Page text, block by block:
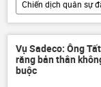
Chiến dịch quân sự
Cuộc khủng hoảng ở
Nga
Bộ
LNR
DNR
Vụ Sadeco: Ông
rằng bản thân
buộc